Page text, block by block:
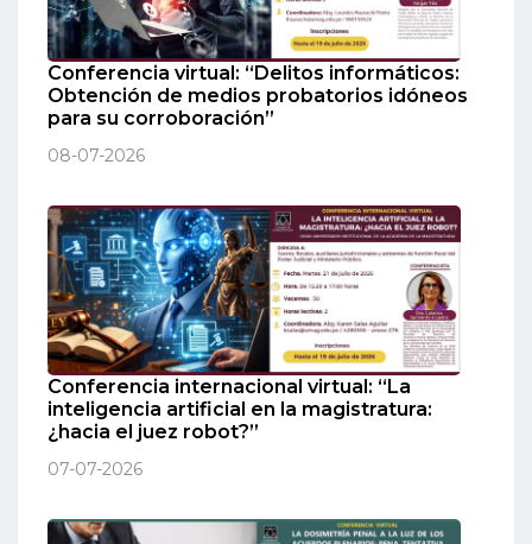
Conferencia virtual: “Delitos informáticos:
Obtención de medios probatorios idóneos
para su corroboración”
08-07-2026
Conferencia internacional virtual: “La
inteligencia artificial en la magistratura:
¿hacia el juez robot?”
07-07-2026